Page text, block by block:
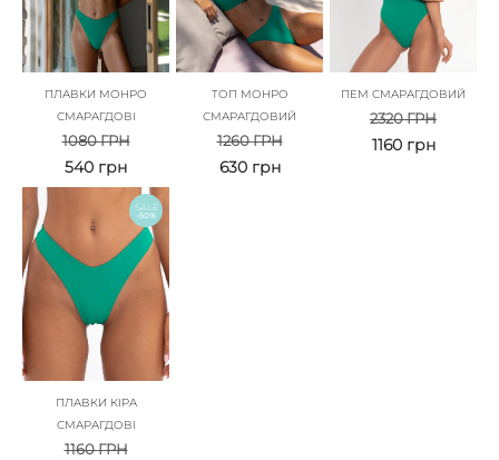
ПЛАВКИ МОНРО
СМАРАГДОВІ
1080ГРН
540 грн
ТОП МОНРО
СМАРАГДОВИЙ
1260ГРН
630 грн
ПЕМ СМАРАГДОВИЙ
2320ГРН
1160 грн
SALE
-50%
ПЛАВКИ КІРА
СМАРАГДОВІ
1160ГРН